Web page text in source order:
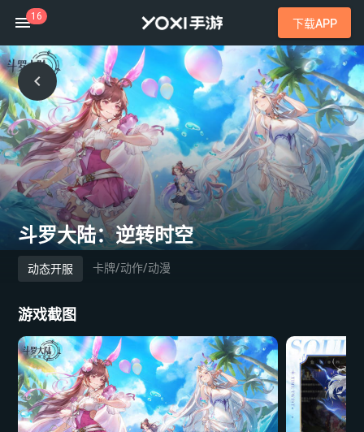
16
下载APP
斗罗大陆：逆转时空
动态开服 卡牌/动作/动漫
游戏截图